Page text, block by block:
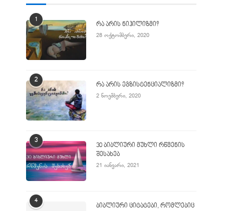
1
რა არის ნიჰილიზმი?
28 ოქტომბერი, 2020
2
რა არის ეგზისტენციალიზმი?
2 ნოემბერი, 2020
3
30 ბიბლიური მუხლი რწმენის
შესახებ
21 იანვარი, 2021
4
ბიბლიური ციტატები, რომლებიც